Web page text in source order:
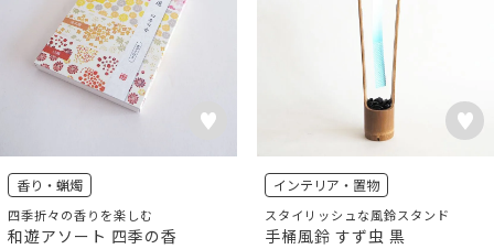
香り・蝋燭
四季折々の香りを楽しむ
和遊アソート 四季の香
インテリア・置物
スタイリッシュな風鈴スタンド
手桶風鈴 すず虫 黒